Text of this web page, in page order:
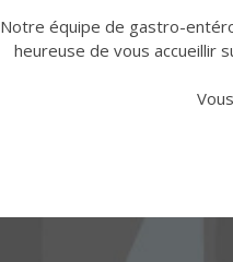
Notre équipe de gastro-
heureuse de vous accueillir